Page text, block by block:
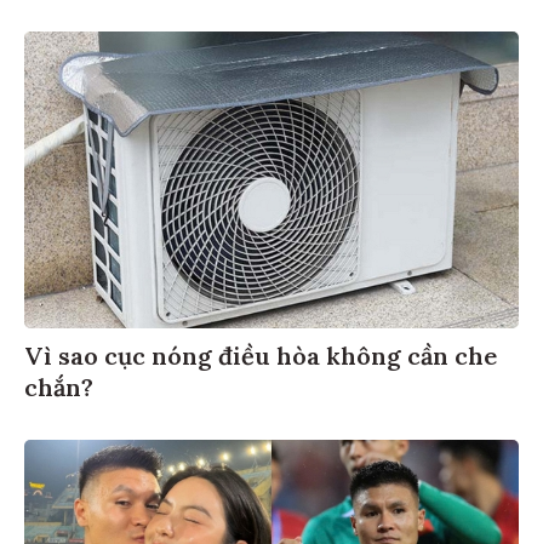
Vì sao cục nóng điều hòa không cần che
chắn?